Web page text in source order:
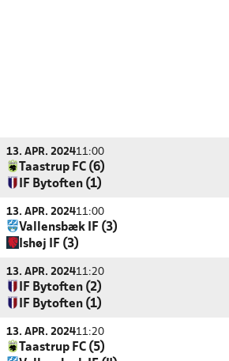
13. APR. 202411:00
Taastrup FC (6)
IF Bytoften (1)
13. APR. 202411:00
Vallensbæk IF (3)
Ishøj IF (3)
13. APR. 202411:20
IF Bytoften (2)
IF Bytoften (1)
13. APR. 202411:20
Taastrup FC (5)